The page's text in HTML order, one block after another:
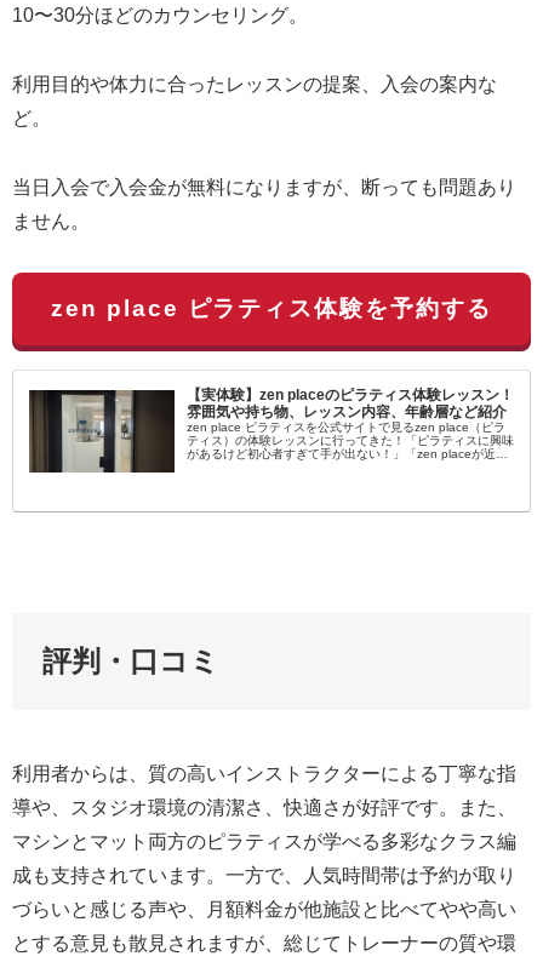
10〜30分ほどのカウンセリング。
利用目的や体力に合ったレッスンの提案、入会の案内な
ど。
当日入会で入会金が無料になりますが、断っても問題あり
ません。
zen place ピラティス体験を予約する
【実体験】zen placeのピラティス体験レッスン！
雰囲気や持ち物、レッスン内容、年齢層など紹介
zen place ピラティスを公式サイトで見るzen place（ピラ
ティス）の体験レッスンに行ってきた！「ピラティスに興味
があるけど初心者すぎて手が出ない！」「zen placeが近く
評判・口コミ
利用者からは、質の高いインストラクターによる丁寧な指
導や、スタジオ環境の清潔さ、快適さが好評です。また、
マシンとマット両方のピラティスが学べる多彩なクラス編
成も支持されています。一方で、人気時間帯は予約が取り
づらいと感じる声や、月額料金が他施設と比べてやや高い
とする意見も散見されますが、総じてトレーナーの質や環